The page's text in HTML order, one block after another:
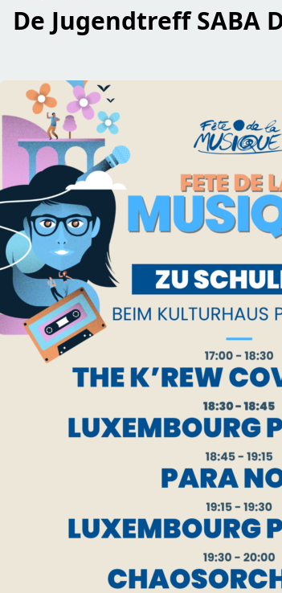
De Jugendtreff SABA
read Fête de la Musique beim Kulturhaus